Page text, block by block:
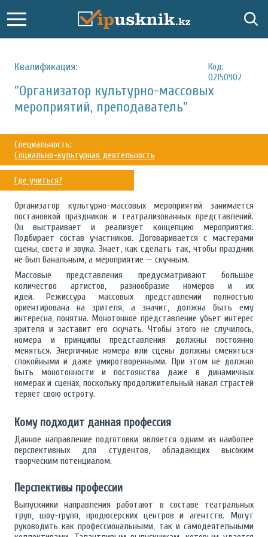
Квалификация:
Код:
02150902
"Организатор культурно-массовых
мероприятий, преподаватель"
Специальность:
Социально-культурная деятельность
Где учиться?
Организатор культурно-массовых мероприятий занимается
постановкой праздников и театрализованных представлений.
Он выстраивает и реализует концепцию мероприятия.
Подбирает состав участников. Договаривается с мастерами
сцены, света и звука. Знает, как сделать так, чтобы праздник
не был банальным, а мероприятие — скучным.
Массовые представления предусматривают большое
количество артистов, разнообразие номеров и их
идей. Режиссура массовых представлений полностью
ориентирована на зрителя, а значит, должна быть ему
интересна, понятна. Монотонное представление убьет интерес
зрителя и заставит его скучать. Чтобы этого не случилось,
номера и принципы представления должны постоянно
меняться. Энергичные номера или сцены должны сменяться
спокойными и даже умиротворенными. При этом не должно
быть монотонности и постоянства даже в динамичных
номерах и сценах, поскольку продолжительный накал страстей
теряет свою остроту.
Кому подходит данная профессия
Данное направление подготовки является одним из наиболее
перспективных для студентов, обладающих высоким
творческим потенциалом.
Перспективы профессии
Выпускники направления работают в составе театральных
труп, шоу-групп, продюсерских центров и агентств. Могут
руководить как профессиональными, так и самодеятельными